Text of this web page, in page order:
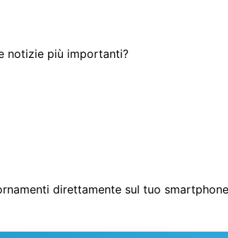
notizie più importanti?
direttamente sul tuo